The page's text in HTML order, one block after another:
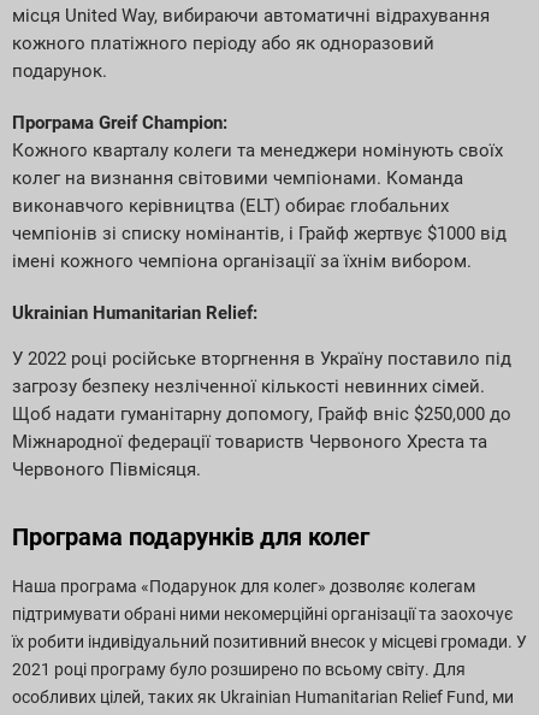
місця United Way, вибираючи автоматичні відрахування
кожного платіжного періоду або як одноразовий
подарунок.
Програма Greif Champion:
Кожного кварталу колеги та менеджери номінують своїх
колег на визнання світовими чемпіонами. Команда
виконавчого керівництва (ELT) обирає глобальних
чемпіонів зі списку номінантів, і Грайф жертвує $1000 від
імені кожного чемпіона організації за їхнім вибором.
Ukrainian Humanitarian Relief:
У 2022 році російське вторгнення в Україну поставило під
загрозу безпеку незліченної кількості невинних сімей.
Щоб надати гуманітарну допомогу, Грайф вніс $250,000 до
Міжнародної федерації товариств Червоного Хреста та
Червоного Півмісяця.
Програма подарунків для колег
Наша програма «Подарунок для колег» дозволяє колегам
підтримувати обрані ними некомерційні організації та заохочує
їх робити індивідуальний позитивний внесок у місцеві громади. У
2021 році програму було розширено по всьому світу. Для
особливих цілей, таких як Ukrainian Humanitarian Relief Fund, ми